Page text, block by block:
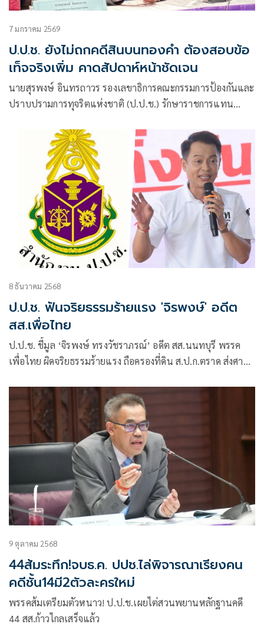
7 มกราคม 2569
ป.ป.ช. ยังไม่ถกคดีสินบนทองคำ ต้องสอบข้อ
เท็จจริงเพิ่ม คาดสัปดาห์หน้าชัดเจน
นายสุรพงษ์ อินทรถาวร รองเลขาธิการคณะกรรมการป้องกันและ
ปราบปรามการทุจริตแห่งชาติ (ป.ป.ช.) รักษาราชการแทน
ป.ป.ช.วันนี้ (7 ม.ค.) ยังไม่ได้มีการหารือถึงคดีที่สำนักงานตำรวจ
แห่งชาติยื่นเรื่องให้ป.ป.ช.ตรวจสอบคดี
8 ธันวาคม 2568
ป.ป.ช. ฟันจริยธรรมร้ายแรง 'จิรพงษ์' อดีต
สส.เพื่อไทย
ป.ป.ช. ชี้มูล ‘จิรพงษ์ ทรงวัชราภรณ์’ อดีต สส.นนทบุรี พรรค
เพื่อไทย ผิดจริยธรรมร้ายแรง ถือครองที่ดิน ส.ป.ก.ตราด ส่งศาล
9 ตุลาคม 2568
44ส้มระทึก!จบธ.ค. ปปช.ไล่พิจารณาเรียงคน
คดีชั้น14มี2ตัวละครใหม่
พรรคส้มเตรียมตัวหนาว! ป.ป.ช.เผยไต่สวนพยานหลักฐานคดี
44 สส.ก้าวไกลเสร็จแล้ว